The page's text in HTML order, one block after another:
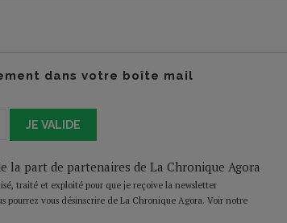
dans votre boîte mail
JE VALIDE
la part de partenaires de La Chronique Agora
traité et exploité pour que je reçoive la newsletter
vous désinscrire de La Chronique Agora. Voir notre